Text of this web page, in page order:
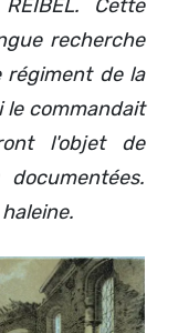
Cette
recherche
régiment de la
le commandait
l'objet de